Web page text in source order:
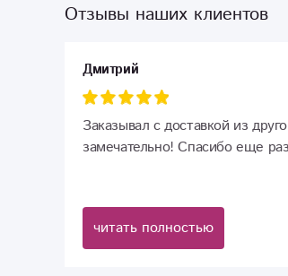
Отзывы наших клиентов
Дмитрий
Заказывал с доставкой из
замечательно! Спасибо еще
читать полностью